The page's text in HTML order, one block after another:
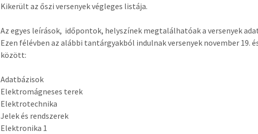
Kikerült az őszi versenyek végleges listája.
Az egyes leírások, időpontok, helyszínek megtalálhatóak a versenyek
Ezen félévben az alábbi tantárgyakból indulnak versenyek november 19.
között:
Adatbázisok
Elektromágneses terek
Elektrotechnika
Jelek és rendszerek
Elektronika 1